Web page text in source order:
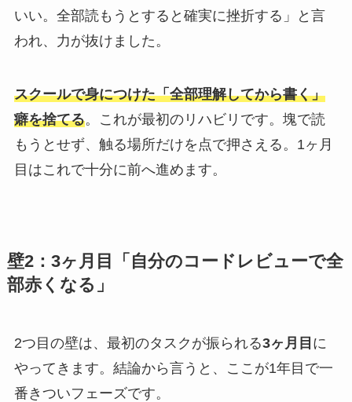
いい。全部読もうとすると確実に挫折する」と言
われ、力が抜けました。
スクールで身につけた「全部理解してから書く」
癖を捨てる。これが最初のリハビリです。塊で読
もうとせず、触る場所だけを点で押さえる。1ヶ月
目はこれで十分に前へ進めます。
壁2：3ヶ月目「自分のコードレビューで全
部赤くなる」
2つ目の壁は、最初のタスクが振られる3ヶ月目 に
やってきます。結論から言うと、ここが1年目で一
番きついフェーズです。